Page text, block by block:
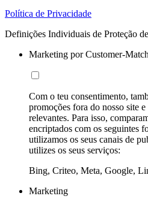
Política de Privacidade
Definições Individuais de Proteção
Marketing por Customer-Match
Com o teu consentimento,
promoções fora do nosso site
relevantes. Para isso,
encriptados com os seguintes
utilizamos os seus canais de
utilizes os seus serviços:
Bing, Criteo, Meta, Google,
Marketing